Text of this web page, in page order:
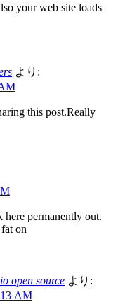
your web site loads
より:
this post.Really
permanently out.
on
open source より:
AM